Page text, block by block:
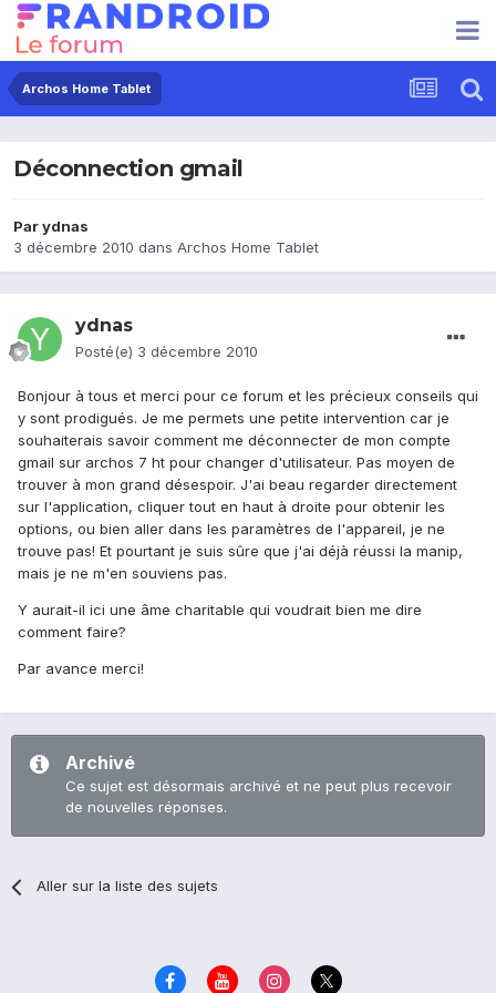
Archos Home Tablet
Déconnection gmail
Parydnas
3 décembre 2010 dans Archos Home Tablet
ydnas
Posté(e) 3 décembre 2010
Bonjour à tous et merci pour ce forum et les précieux conseils qui
y sont prodigués. Je me permets une petite intervention car je
souhaiterais savoir comment me déconnecter de mon compte
gmail sur archos 7 ht pour changer d'utilisateur. Pas moyen de
trouver à mon grand désespoir. J'ai beau regarder directement
sur l'application, cliquer tout en haut à droite pour obtenir les
options, ou bien aller dans les paramètres de l'appareil, je ne
trouve pas! Et pourtant je suis sûre que j'ai déjà réussi la manip,
mais je ne m'en souviens pas.
Y aurait-il ici une âme charitable qui voudrait bien me dire
comment faire?
Par avance merci!
Archivé
Ce sujet est désormais archivé et ne peut plus recevoir
de nouvelles réponses.
Aller sur la liste des sujets